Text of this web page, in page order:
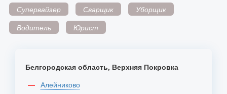
Супервайзер
Сварщик
Уборщик
Водитель
Юрист
Белгородская область, Верхняя Покровка
Алейниково